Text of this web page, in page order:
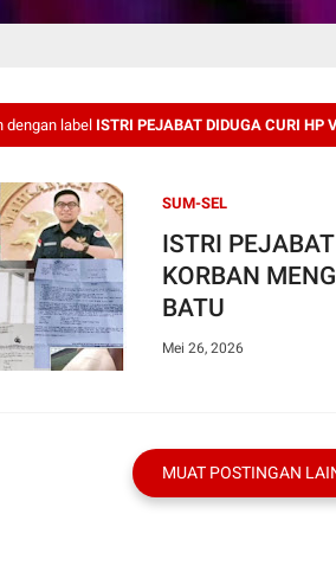
dengan label ISTRI PEJABAT DIDUGA CURI HP
SUM-SEL
ISTRI
KORBAN
BATU
Mei 26, 2026
MUAT POSTINGAN